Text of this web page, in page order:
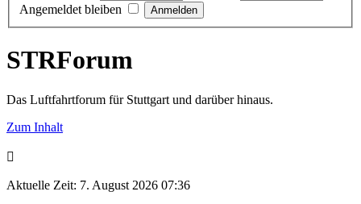
Angemeldet bleiben
STRForum
Das Luftfahrtforum für Stuttgart und darüber hinaus.
Zum Inhalt
Aktuelle Zeit: 7. August 2026 07:36